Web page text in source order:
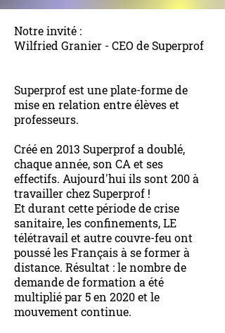
Notre invité :
Wilfried Granier - CEO de Superprof
Superprof est une plate-forme de
mise en relation entre élèves et
professeurs.
Créé en 2013 Superprof a doublé,
chaque année, son CA et ses
effectifs. Aujourd'hui ils sont 200 à
travailler chez Superprof !
Et durant cette période de crise
sanitaire, les confinements, LE
télétravail et autre couvre-feu ont
poussé les Français à se former à
distance. Résultat : le nombre de
demande de formation a été
multiplié par 5 en 2020 et le
mouvement continue.